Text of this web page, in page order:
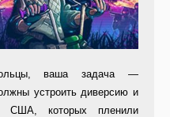
ваша задача —
устроить диверсию и
США, которых пленили